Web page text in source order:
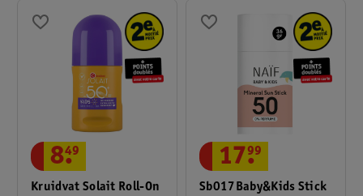
Kruidvat Solait Roll-On
8.
49
Sb017Baby&Kids Stick
17.
99